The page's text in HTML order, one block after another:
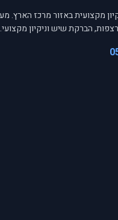
הברקת שיש וניקיון מקצועי.